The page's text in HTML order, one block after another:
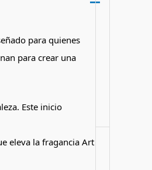
para quienes
para crear una
Este inicio
eleva la fragancia Art